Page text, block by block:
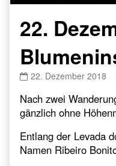
22.
22.
2018,
4.
Tag
auf
der
Blumeninsel
22. Dezember 2018
Nach zwei
gänzlich ohne
Entlang der Levada
Namen Ribeiro